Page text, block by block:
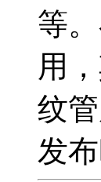
等
用
纹
发